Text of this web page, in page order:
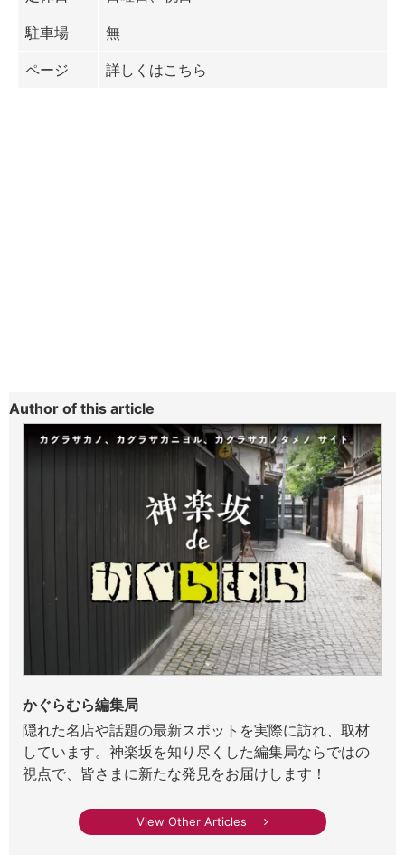
駐車場 無
ページ 詳しくはこちら
Author of this article
かぐらむら編集局
隠れた名店や話題の最新スポットを実際に訪れ、取材
しています。神楽坂を知り尽くした編集局ならではの
視点で、皆さまに新たな発見をお届けします！
View Other Articles